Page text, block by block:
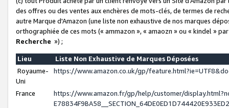
des offres ou des ventes aux enchères de mots-clés, de termes de
autre Marque d'Amazon (une liste non exhaustive de nos marques
orthographiée de ces mots (« ammazon », « amaozn » ou « kindel »
Recherche ») ;
Lieu
Liste Non Exhaustive de Marques Déposées
Royaume-
Uni
https://www.amazon.co.uk/gp/
France
https://www.amazon.fr/gp/help/customer/